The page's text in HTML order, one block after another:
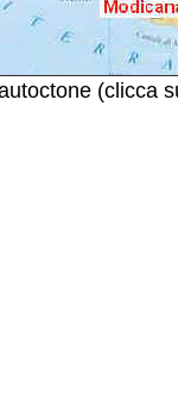
(clicca